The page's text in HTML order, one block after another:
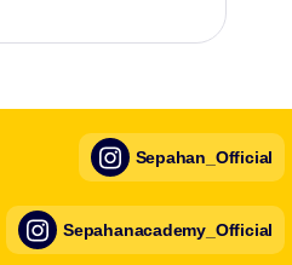
Sepahan_Official
Sepahanacademy_Official